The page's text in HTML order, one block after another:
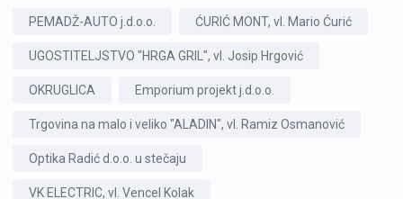
PEMADŽ-AUTO j.d.o.o. ĆURIĆ MONT, vl. Mario Ćurić
UGOSTITELJSTVO "HRGA GRIL", vl. Josip Hrgović
OKRUGLICA Emporium projekt j.d.o.o.
Trgovina na malo i veliko "ALADIN", vl. Ramiz Osmanović
Optika Radić d.o.o. u stečaju
VK ELECTRIC, vl. Vencel Kolak